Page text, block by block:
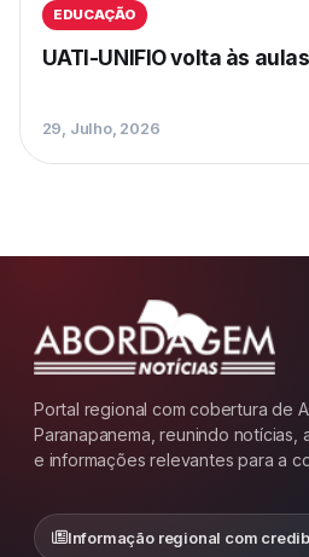
EDUCAÇÃO
UATI-UNIFIO volta às
29, Julho, 2026
Portal regional com cobertura de
Paranapanema, reunindo notícias,
e informações relevantes para a
Informação regional com